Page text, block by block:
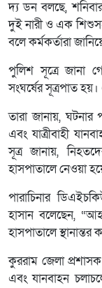
দ্য ডন বলছে,
দুই নারী ও এক
বলে কর্মকর্তারা
পুলিশ সূত্রে জানা
সংঘর্ষের সূত্রপাত
তারা জানায়, ঘটনার
এবং যাত্রীবাহী
সূত্র জানায়,
হাসপাতালে নেওয়া
পারাচিনার
হাসান বলেছেন,
হাসপাতালে স্থানান্তর
কুররাম জেলা প্রশাসক
এবং যানবাহন